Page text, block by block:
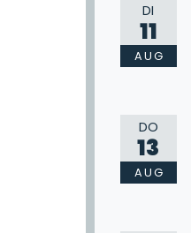
DI
11
AUG
DO
13
AUG